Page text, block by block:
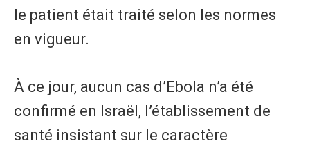
le patient était traité selon les normes
en vigueur.
À ce jour, aucun cas d’Ebola n’a été
confirmé en Israël, l’établissement de
santé insistant sur le caractère